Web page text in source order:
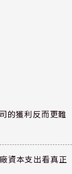
的獲利反而更難
資本支出看真正